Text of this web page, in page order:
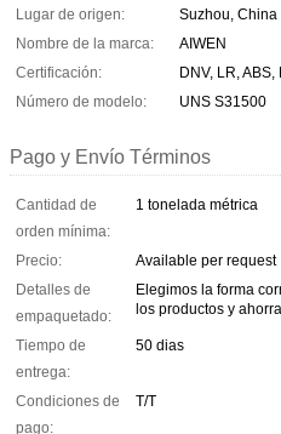
Lugar de origen:
Suzhou, China
Nombre de la marca:
AIWEN
Certificación:
DNV, LR,
Número de modelo:
UNS S31500
Pago y Envío Términos
Cantidad de
orden mínima:
1 tonelada métrica
Precio:
Available per request
Detalles de
empaquetado:
Elegimos la forma
los productos y
Tiempo de
entrega:
50 dias
Condiciones de
pago:
T/T